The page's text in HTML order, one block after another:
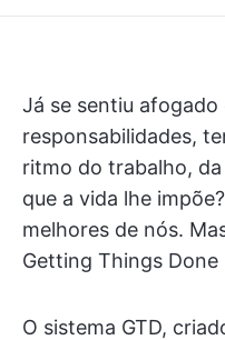
Já se sentiu
responsabilidades,
ritmo do trabalho,
que a vida lhe
melhores de nós.
Getting Things Done
O sistema GTD,